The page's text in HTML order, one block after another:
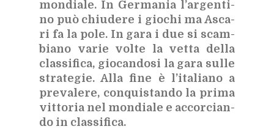
mon­dia­le. In Ger­ma­nia l’ar­gen­ti­
no può chiu­de­re i gio­chi ma Asca­
ri fa la pole. In gara i due si scam­
bia­no va­rie vol­te la vet­ta del­la
clas­si­fi­ca, gio­can­do­si la gara sul­le
stra­te­gie. Alla fine è l’i­ta­lia­no a
pre­va­le­re, con­qui­stan­do la pri­ma
vit­to­ria nel mon­dia­le e ac­cor­cian­
do in clas­si­fi­ca.